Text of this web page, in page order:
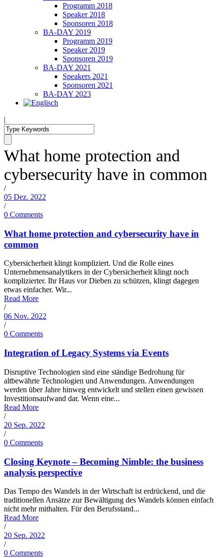
Programm 2018
Speaker 2018
Sponsoren 2018
BA-DAY 2019
Programm 2019
Speaker 2019
Sponsoren 2019
BA-DAY 2021
Speakers 2021
Sponsoren 2021
BA-DAY 2023
|
What home protection and
cybersecurity have in common
/
05 Dez. 2022
/
0 Comments
What home protection and cybersecurity have in
common
Cybersicherheit klingt kompliziert. Und die Rolle eines
Unternehmensanalytikers in der Cybersicherheit klingt noch
komplizierter. Ihr Haus vor Dieben zu schützen, klingt dagegen
etwas einfacher. Wir...
Read More
/
06 Nov. 2022
/
0 Comments
Integration of Legacy Systems via Events
Disruptive Technologien sind eine ständige Bedrohung für
altbewährte Technologien und Anwendungen. Anwendungen
werden über Jahre hinweg entwickelt und stellen einen gewissen
Investitionsaufwand dar. Wenn eine...
Read More
/
20 Sep. 2022
/
0 Comments
Closing Keynote – Becoming Nimble: the business
analysis perspective
Das Tempo des Wandels in der Wirtschaft ist erdrückend, und die
traditionellen Ansätze zur Bewältigung des Wandels können einfach
nicht mehr mithalten. Für den Berufsstand...
Read More
/
20 Sep. 2022
/
0 Comments